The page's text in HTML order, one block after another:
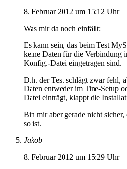
8. Februar 2012 um 15:12 Uhr
Was mir da noch einfällt:
Es kann sein, das beim Test
keine Daten für die Verbindung
Konfig.-Datei eingetragen sind.
D.h. der Test schlägt zwar fehl,
Daten entweder im Tine-Setup
Datei einträgt, klappt die
Bin mir aber gerade nicht
so ist.
Jakob
8. Februar 2012 um 15:29 Uhr